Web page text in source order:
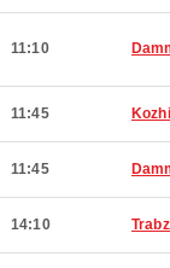
11:10
11:45
11:45
14:10